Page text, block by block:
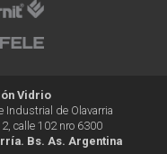
Vidrio
Industrial de Olavarria
2, calle 102 nro 6300
Bs. As. Argentina